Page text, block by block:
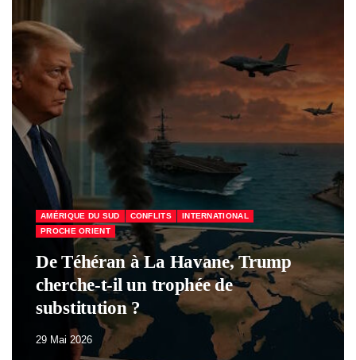
ÉCONOMIE & SOCIAL FRANCE
Macron a perdu tous ses partisans
29 Mai 2026